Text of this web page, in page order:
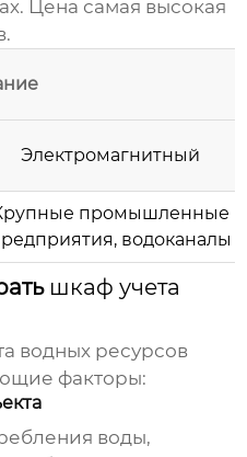
Цена самая высокая
Электромагнитный
промышленные
водоканалы
шкаф учета
водных ресурсов
факторы:
воды,